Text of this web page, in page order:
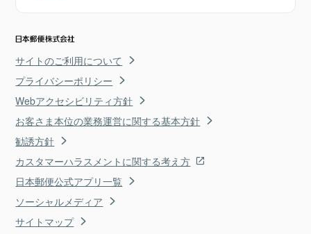
サイトのご利用について
プライバシーポリシー
Webアクセシビリティ方針
お客さま本位の業務運営に関する基本方針
勧誘方針
カスタマーハラスメントに関する考え方
日本郵便公式アプリ一覧
ソーシャルメディア
サイトマップ